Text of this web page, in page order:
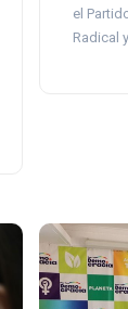
el
Radical